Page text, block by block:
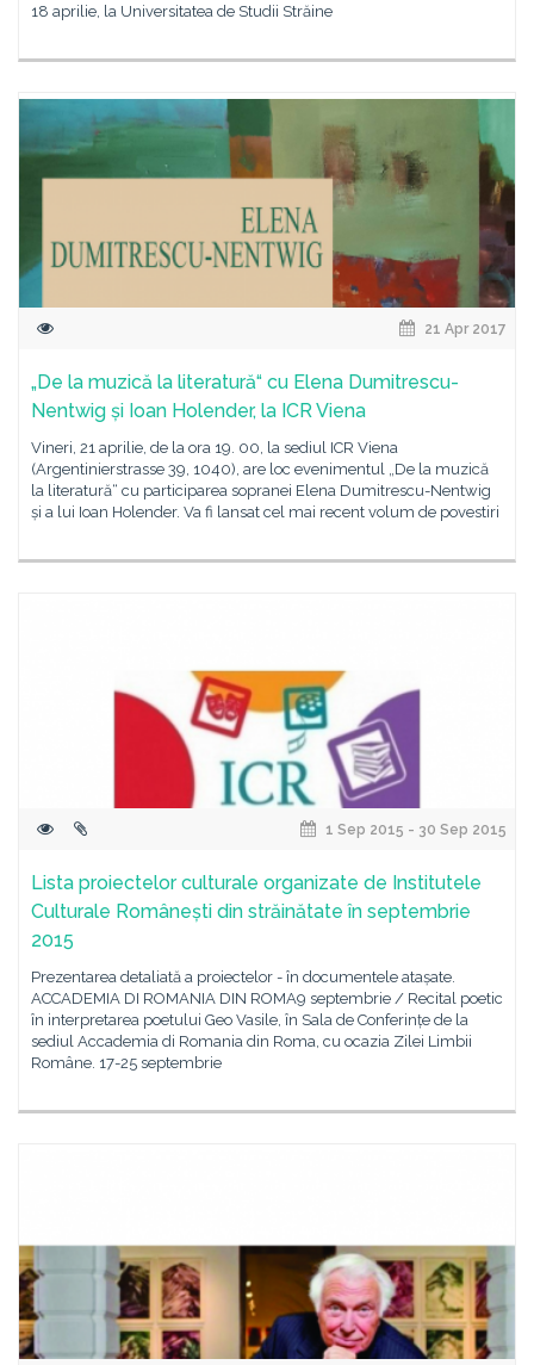
18 aprilie, la Universitatea de Studii Străine
21 Apr 2017
„De la muzică la literatură“ cu Elena Dumitrescu-
Nentwig și Ioan Holender, la ICR Viena
Vineri, 21 aprilie, de la ora 19. 00, la sediul ICR Viena
(Argentinierstrasse 39, 1040), are loc evenimentul „De la muzică
la literatură“ cu participarea sopranei Elena Dumitrescu-Nentwig
și a lui Ioan Holender. Va fi lansat cel mai recent volum de povestiri
1 Sep 2015 - 30 Sep 2015
Lista proiectelor culturale organizate de Institutele
Culturale Românești din străinătate în septembrie
2015
Prezentarea detaliată a proiectelor - în documentele atașate.
ACCADEMIA DI ROMANIA DIN ROMA9 septembrie / Recital poetic
în interpretarea poetului Geo Vasile, în Sala de Conferințe de la
sediul Accademia di Romania din Roma, cu ocazia Zilei Limbii
Române. 17-25 septembrie